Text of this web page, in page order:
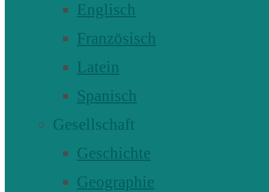
Englisch
Französisch
Latein
Spanisch
Gesellschaft
Geschichte
Geographie